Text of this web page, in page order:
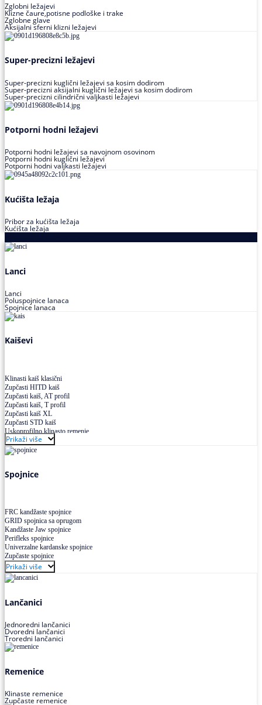
Zglobni ležajevi
Klizne čaure,potisne podloške i trake
Zglobne glave
Aksijalni sferni klizni ležajevi
Super-precizni ležajevi
Super-precizni kuglični ležajevi sa kosim dodirom
Super-precizni aksijalni kuglični ležajevi sa kosim dodirom
Super-precizni cilindrični valjkasti ležajevi
Potporni hodni ležajevi
Potporni hodni ležajevi sa navojnom osovinom
Potporni hodni kuglični ležajevi
Potporni hodni valjkasti ležajevi
Kućišta ležaja
Pribor za kućišta ležaja
Kućišta ležaja
Lanci
Lanci
Poluspojnice lanaca
Spojnice lanaca
Kaiševi
Klinasti kaiš klasični
Zupčasti HITD kaiš
Zupčasti kaiš, AT profil
Zupčasti kaiš, T profil
Zupčasti kaiš XL
Zupčasti STD kaiš
Uskoprofilno klinasto remenje
Uskoprofilno klinasto remenje spojeno
Uskoprofilno klinasto remenje XP extra power
Višekanalno remenje PJ,PK
Prikaži više
Spojnice
FRC kandžaste spojnice
GRID spojnica sa oprugom
Kandžaste Jaw spojnice
Perifleks spojnice
Univerzalne kardanske spojnice
Zupčaste spojnice
Prikaži više
Lančanici
Jednoredni lančanici
Dvoredni lančanici
Troredni lančanici
Remenice
Klinaste remenice
Zupčaste remenice